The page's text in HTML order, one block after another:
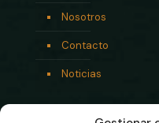
Nosotros
Contacto
Noticias